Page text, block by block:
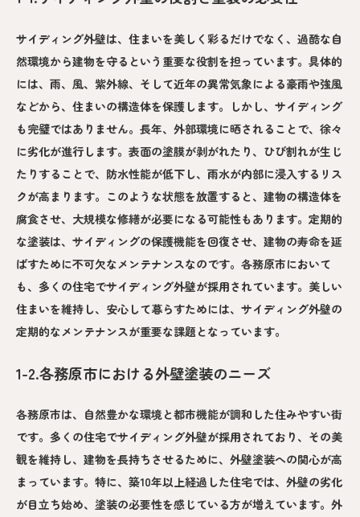
サイディング外壁は、住まいを美しく彩るだけでなく、過酷な自
然環境から建物を守るという重要な役割を担っています。具体的
には、雨、風、紫外線、そして近年の異常気象による豪雨や強風
などから、住まいの構造体を保護します。しかし、サイディング
も完璧ではありません。長年、外部環境に晒されることで、徐々
に劣化が進行します。表面の塗膜が剥がれたり、ひび割れが生じ
たりすることで、防水性能が低下し、雨水が内部に浸入するリス
クが高まります。このような状態を放置すると、建物の構造体を
腐食させ、大規模な修繕が必要になる可能性もあります。定期的
な塗装は、サイディングの保護機能を回復させ、建物の寿命を延
ばすために不可欠なメンテナンスなのです。各務原市において
も、多くの住宅でサイディング外壁が採用されています。美しい
住まいを維持し、安心して暮らすためには、サイディング外壁の
定期的なメンテナンスが重要な課題となっています。
1-2.各務原市における外壁塗装のニーズ
各務原市は、自然豊かな環境と都市機能が調和した住みやすい街
です。多くの住宅でサイディング外壁が採用されており、その美
観を維持し、建物を長持ちさせるために、外壁塗装への関心が高
まっています。特に、築10年以上経過した住宅では、外壁の劣化
が目立ち始め、塗装の必要性を感じている方が増えています。外